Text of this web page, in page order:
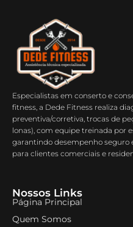
Especialistas em conserto e
fitness, a Dede Fitness realiza
preventiva/corretiva, trocas de
lonas), com equipe treinada por
garantindo desempenho seguro
para clientes comerciais e
Nossos Links
Página Principal
Quem Somos